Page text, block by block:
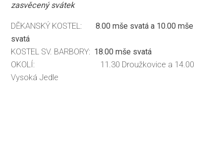
zasvěcený svátek
DĚKANSKÝ KOSTEL:8.00 mše svatá a 10.00 mše
svatá
KOSTEL SV. BARBORY: 18.00 mše svatá
OKOLÍ: 11.30 Droužkovice a 14.00
Vysoká Jedle